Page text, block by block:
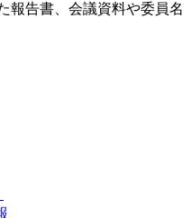
報告書、会議資料や委員名